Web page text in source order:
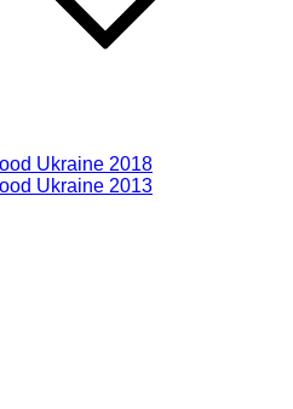
Ukraine 2018
Ukraine 2013